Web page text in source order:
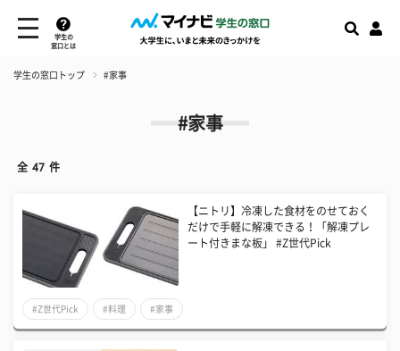
学生の
窓口とは
学生の窓口トップ #家事
#家事
全 47 件
【ニトリ】冷凍した食材をのせておく
だけで手軽に解凍できる！「解凍プレ
ート付きまな板」 #Z世代Pick
#Z世代Pick #料理 #家事